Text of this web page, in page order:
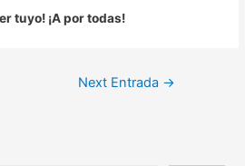
tuyo! ¡A por todas!
Next Entrada →